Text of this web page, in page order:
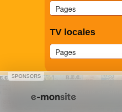
TV locales
SPONSORS
En cliquant vous